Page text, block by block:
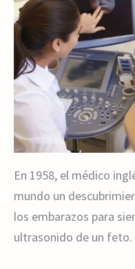
En 1958, el médico
mundo un
los embarazos para
ultrasonido de un feto.